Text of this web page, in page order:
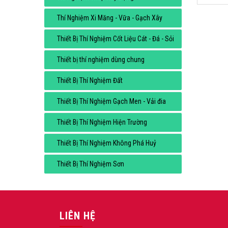
Thí Nghiệm Xi Măng - Vữa - Gạch Xây
Thiết Bị Thí Nghiệm Cốt Liệu Cát - Đá - Sỏi
Thiết bị thí nghiệm dùng chung
Thiết Bị Thí Nghiệm Đất
Thiết Bị Thí Nghiệm Gạch Men - Vải đia
Thiết Bị Thí Nghiệm Hiện Trường
Thiết Bị Thí Nghiệm Không Phá Huỷ
Thiết Bị Thí Nghiệm Sơn
LIÊN HỆ